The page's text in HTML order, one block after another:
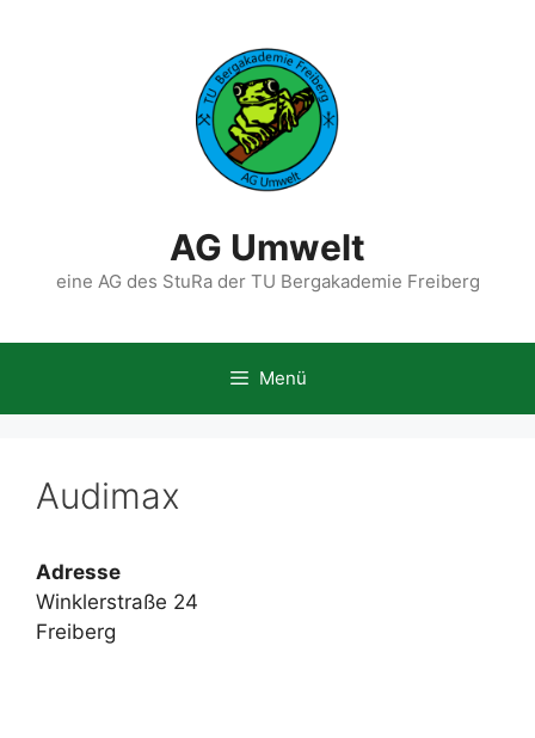
AG Umwelt
eine AG des StuRa der TU Bergakademie Freiberg
Menü
Audimax
Adresse
Winklerstraße 24
Freiberg